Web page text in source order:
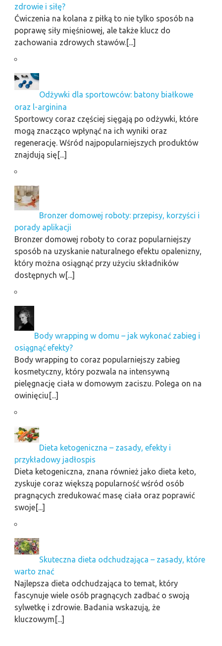
zdrowie i siłę?
Ćwiczenia na kolana z piłką to nie tylko sposób na
poprawę siły mięśniowej, ale także klucz do
zachowania zdrowych stawów.[...]
Odżywki dla sportowców: batony białkowe
oraz l-arginina
Sportowcy coraz częściej sięgają po odżywki, które
mogą znacząco wpłynąć na ich wyniki oraz
regenerację. Wśród najpopularniejszych produktów
znajdują się[...]
Bronzer domowej roboty: przepisy, korzyści i
porady aplikacji
Bronzer domowej roboty to coraz popularniejszy
sposób na uzyskanie naturalnego efektu opalenizny,
który można osiągnąć przy użyciu składników
dostępnych w[...]
Body wrapping w domu – jak wykonać zabieg i
osiągnąć efekty?
Body wrapping to coraz popularniejszy zabieg
kosmetyczny, który pozwala na intensywną
pielęgnację ciała w domowym zaciszu. Polega on na
owinięciu[...]
Dieta ketogeniczna – zasady, efekty i
przykładowy jadłospis
Dieta ketogeniczna, znana również jako dieta keto,
zyskuje coraz większą popularność wśród osób
pragnących zredukować masę ciała oraz poprawić
swoje[...]
Skuteczna dieta odchudzająca – zasady, które
warto znać
Najlepsza dieta odchudzająca to temat, który
fascynuje wiele osób pragnących zadbać o swoją
sylwetkę i zdrowie. Badania wskazują, że
kluczowym[...]